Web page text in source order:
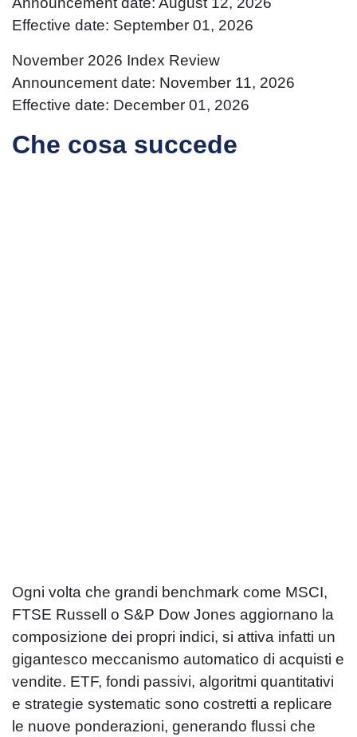
Effective date: September 01, 2026
November 2026 Index Review
Announcement date: November 11, 2026
Effective date: December 01, 2026
Che cosa succede
Ogni volta che grandi benchmark come MSCI,
FTSE Russell o S&P Dow Jones aggiornano la
composizione dei propri indici, si attiva infatti un
gigantesco meccanismo automatico di acquisti e
vendite. ETF, fondi passivi, algoritmi quantitativi
e strategie systematic sono costretti a replicare
le nuove ponderazioni, generando flussi che